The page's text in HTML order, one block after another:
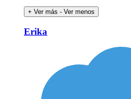
+ Ver más - Ver menos
Erika